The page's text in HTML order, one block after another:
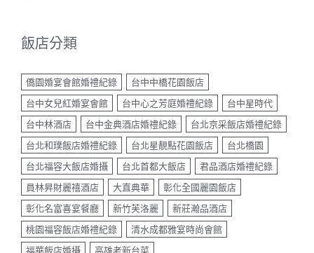
飯店分類
僑園婚宴會館婚禮紀錄
台中中橋花園飯店
台中女兒紅婚宴會館
台中心之芳庭婚禮紀錄
台中星時代
台中林酒店
台中金典酒店婚禮紀錄
台北京采飯店婚禮紀錄
台北和璞飯店婚禮紀錄
台北星靚點花園飯店
台北橋園
台北福容大飯店婚攝
台北首都大飯店
君品酒店婚禮紀錄
員林昇財麗禧酒店
大直典華
彰化全國麗園飯店
彰化名富喜宴餐廳
新竹芙洛麗
新莊瀚品酒店
桃園福容飯店婚禮紀錄
清水成都雅宴時尚會館
福華飯店婚攝
高雄老新台菜